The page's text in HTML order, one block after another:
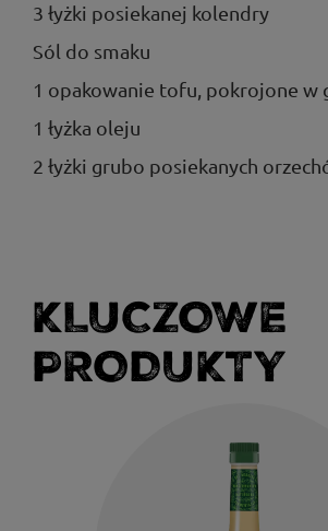
3 łyżki posiekanej kolendry
Sól do smaku
1 opakowanie tofu, pokrojone w
1 łyżka oleju
2 łyżki grubo posiekanych
KLUCZOWE
PRODUKTY